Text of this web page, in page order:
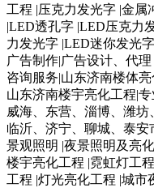
工程 |压克力发光字 |金
|LED透孔字 |LED压克力
力发光字 |LED迷你发光
广告制作|广告设计、代
咨询服务|山东济南楼体
山东济南楼宇亮化工程|
威海、东营、淄博、潍坊
临沂、济宁、聊城、泰安
景观照明 |夜景照明及亮
楼宇亮化工程 |霓虹灯工
工程 |灯光亮化工程 |城市